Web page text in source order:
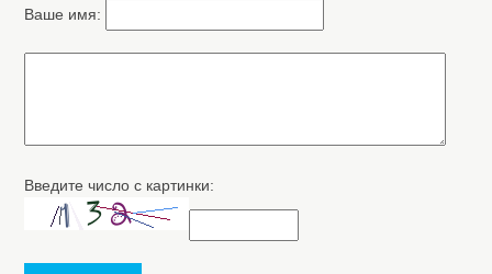
Ваше имя:
Введите число с картинки: